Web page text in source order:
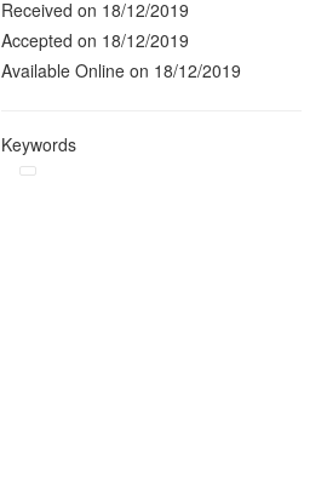
Received on 18/12/2019
Accepted on 18/12/2019
Available Online on 18/12/2019
Keywords